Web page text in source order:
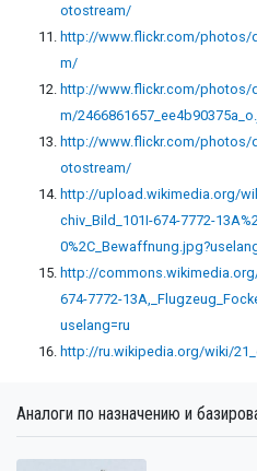
otostream/
http://www.flickr.com/
m/
http://www.flickr.com/
m/
http://www.flickr.com/
otostream/
http://upload.wikimedia.org/
chiv_Bild_101I-674-7772-
http://
674-7772-
uselang=ru
http://ru.wikipedia.org/wiki/
Аналоги по назначению и